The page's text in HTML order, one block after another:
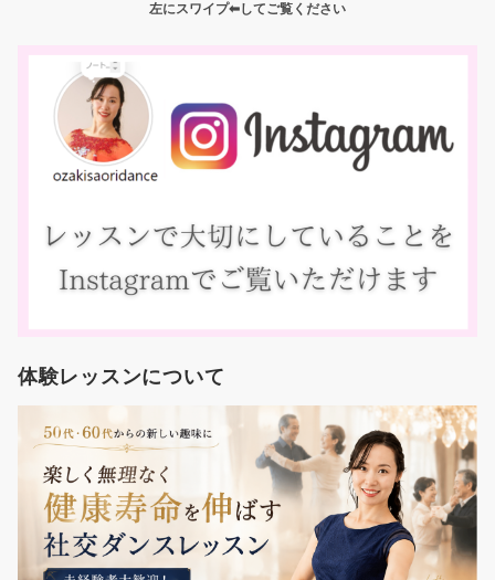
左にスワイプ⬅︎してご覧ください
体験レッスンについて